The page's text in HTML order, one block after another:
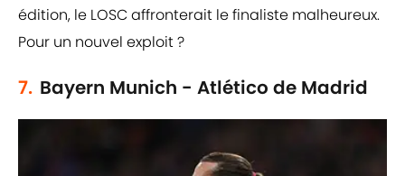
édition, le LOSC affronterait le finaliste malheureux.
Pour un nouvel exploit ?
7. Bayern Munich - Atlético de Madrid